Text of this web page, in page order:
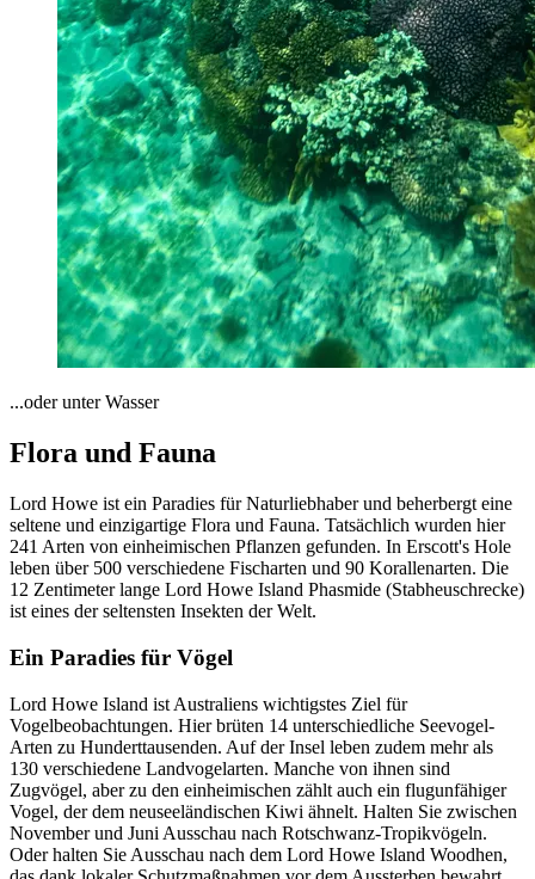
...oder unter Wasser
Flora und Fauna
Lord Howe ist ein Paradies für Naturliebhaber und beherbergt eine
seltene und einzigartige Flora und Fauna. Tatsächlich wurden hier
241 Arten von einheimischen Pflanzen gefunden. In Erscott's Hole
leben über 500 verschiedene Fischarten und 90 Korallenarten. Die
12 Zentimeter lange Lord Howe Island Phasmide (Stabheuschrecke)
ist eines der seltensten Insekten der Welt.
Ein Paradies für Vögel
Lord Howe Island ist Australiens wichtigstes Ziel für
Vogelbeobachtungen. Hier brüten 14 unterschiedliche Seevogel-
Arten zu Hunderttausenden. Auf der Insel leben zudem mehr als
130 verschiedene Landvogelarten. Manche von ihnen sind
Zugvögel, aber zu den einheimischen zählt auch ein flugunfähiger
Vogel, der dem neuseeländischen Kiwi ähnelt. Halten Sie zwischen
November und Juni Ausschau nach Rotschwanz-Tropikvögeln.
Oder halten Sie Ausschau nach dem Lord Howe Island Woodhen,